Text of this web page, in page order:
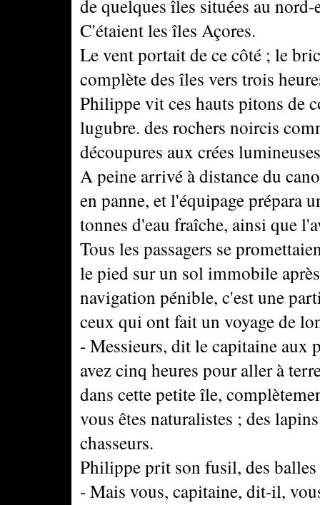
de quelques îles situées au nord-
C'étaient les îles Açores.
Le vent portait de ce côté ; le
complète des îles vers trois
Philippe vit ces hauts pitons de
lugubre. des rochers noircis
découpures aux crées
A peine arrivé à distance du
en panne, et l'équipage prépara
tonnes d'eau fraîche, ainsi que
Tous les passagers se
le pied sur un sol immobile
navigation pénible, c'est une
ceux qui ont fait un voyage de
- Messieurs, dit le capitaine aux
avez cinq heures pour aller à
dans cette petite île,
vous êtes naturalistes ; des
chasseurs.
Philippe prit son fusil, des
- Mais vous, capitaine, dit-il,